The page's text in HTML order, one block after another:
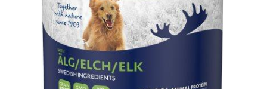
Tietosuojaseloste
Toimitusehdot